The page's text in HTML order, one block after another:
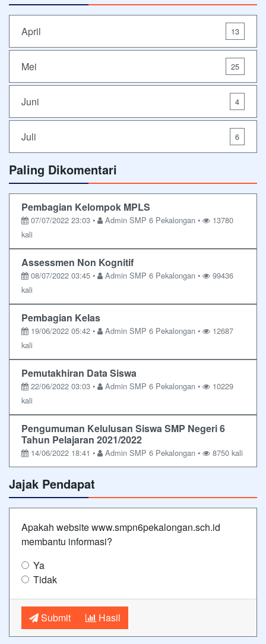
April 13
Mei 25
Juni 4
Juli 6
Paling Dikomentari
Pembagian Kelompok MPLS
07/07/2022 23:03 • Admin SMP 6 Pekalongan •
13780
kali
Assessmen Non Kognitif
08/07/2022 03:45 • Admin SMP 6 Pekalongan •
99436
kali
Pembagian Kelas
19/06/2022 05:42 • Admin SMP 6 Pekalongan •
12687
kali
Pemutakhiran Data Siswa
22/06/2022 03:03 • Admin SMP 6 Pekalongan •
10229
kali
Pengumuman Kelulusan Siswa SMP Negeri 6
Tahun Pelajaran 2021/2022
14/06/2022 18:41 • Admin SMP 6 Pekalongan • 8750 kali
Jajak Pendapat
Apakah website www.smpn6pekalongan.sch.id
membantu informasi?
Ya
Tidak
Submit Hasil